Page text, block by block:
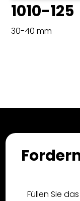
1010-125
30-40 mm
Füllen Sie